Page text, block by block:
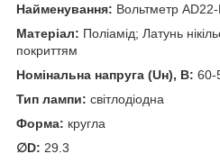
Найменування: Вольтметр
Матеріал: Поліамід; Латунь
покриттям
Номінальна напруга (Uн), В: 60-
Тип лампи: світлодіодна
Форма: кругла
∅D: 29.3